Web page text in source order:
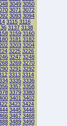
3049 3050
3071 3072
3093 3094
3115 3116
3137 3138
3159 3160
3181 3182
3203 3204
3225 3226
3247 3248
3269 3270
3291 3292
3313 3314
3335 3336
3357 3358
3379 3380
3401 3402
3423 3424
3445 3446
3467 3468
3489 3490